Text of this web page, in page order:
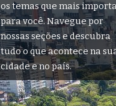
os temas que mais
para você. Navegue por
nossas seções e descubra
tudo o que acontece na
cidade e no país.